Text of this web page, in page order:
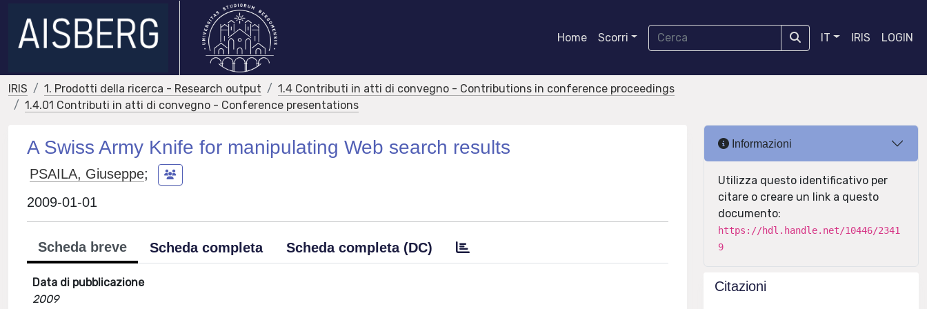
Home Scorri IT IRIS LOGIN
IRIS 1. Prodotti della ricerca - Research output
1.4 Contributi in atti di convegno - Contributions in conference proceedings
1.4.01 Contributi in atti di convegno - Conference presentations
A Swiss Army Knife for manipulating Web search results
PSAILA, Giuseppe;
2009-01-01
Scheda breve Scheda completa Scheda completa (DC)
Data di pubblicazione
2009
Informazioni
Utilizza questo identificativo per
citare o creare un link a questo
documento:
https://hdl.handle.net/10446/2341
9
Citazioni